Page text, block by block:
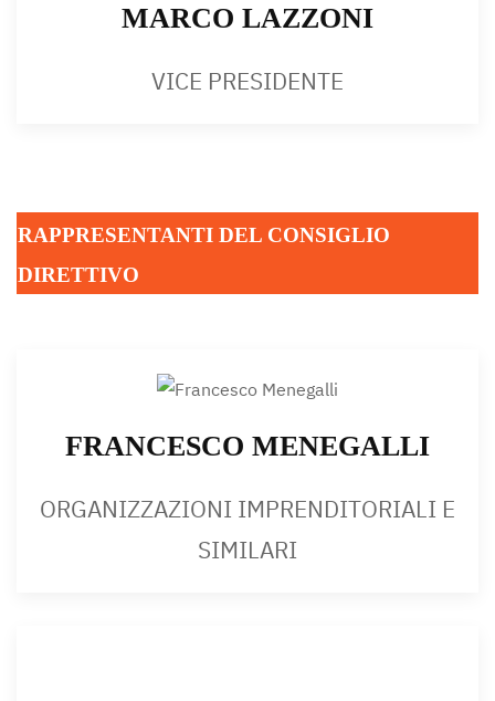
MARCO LAZZONI
VICE PRESIDENTE
RAPPRESENTANTI DEL CONSIGLIO
DIRETTIVO
FRANCESCO MENEGALLI
ORGANIZZAZIONI IMPRENDITORIALI E
SIMILARI